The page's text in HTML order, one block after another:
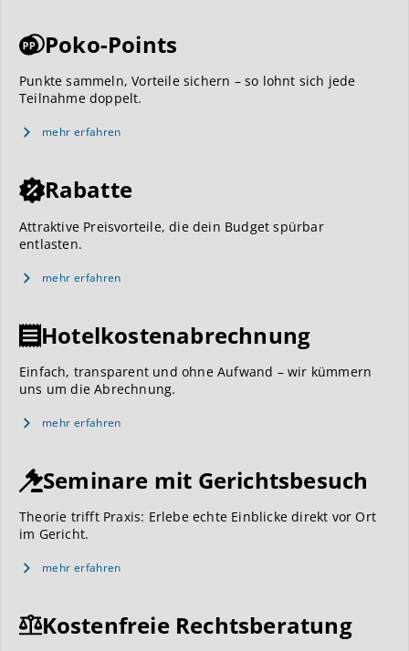
Poko-Points
Punkte sammeln, Vorteile sichern – so lohnt sich jede
Teilnahme doppelt.
mehr erfahren
Rabatte
Attraktive Preisvorteile, die dein Budget spürbar
entlasten.
mehr erfahren
Hotelkostenabrechnung
Einfach, transparent und ohne Aufwand – wir kümmern
uns um die Abrechnung.
mehr erfahren
Seminare mit Gerichtsbesuch
Theorie trifft Praxis: Erlebe echte Einblicke direkt vor Ort
im Gericht.
mehr erfahren
Kostenfreie Rechtsberatung